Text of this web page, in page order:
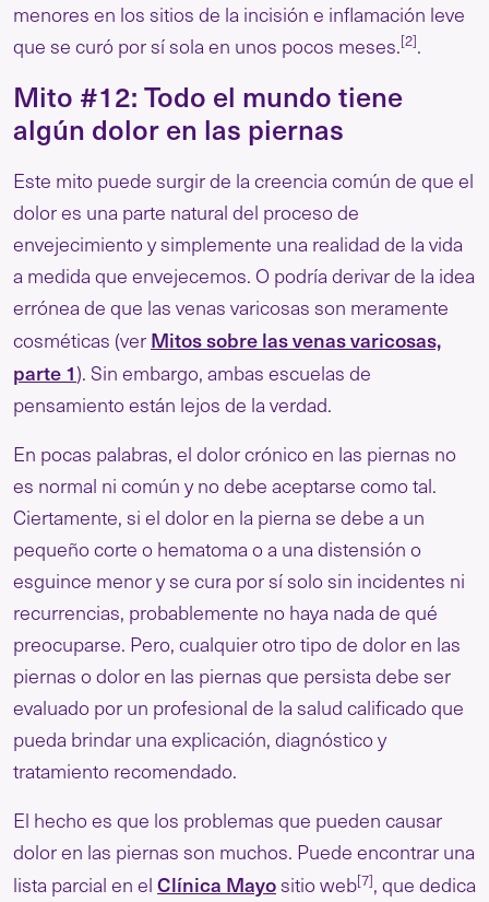
menores en los sitios de la incisión e inflamación leve
que se curó por sí sola en unos pocos meses.[2].
Mito #12: Todo el mundo tiene
algún dolor en las piernas
Este mito puede surgir de la creencia común de que el
dolor es una parte natural del proceso de
envejecimiento y simplemente una realidad de la vida
a medida que envejecemos. O podría derivar de la idea
errónea de que las venas varicosas son meramente
cosméticas (ver Mitos sobre las venas varicosas,
parte 1). Sin embargo, ambas escuelas de
pensamiento están lejos de la verdad.
En pocas palabras, el dolor crónico en las piernas no
es normal ni común y no debe aceptarse como tal.
Ciertamente, si el dolor en la pierna se debe a un
pequeño corte o hematoma o a una distensión o
esguince menor y se cura por sí solo sin incidentes ni
recurrencias, probablemente no haya nada de qué
preocuparse. Pero, cualquier otro tipo de dolor en las
piernas o dolor en las piernas que persista debe ser
evaluado por un profesional de la salud calificado que
pueda brindar una explicación, diagnóstico y
tratamiento recomendado.
El hecho es que los problemas que pueden causar
dolor en las piernas son muchos. Puede encontrar una
lista parcial en el Clínica Mayositio web[7], que dedica